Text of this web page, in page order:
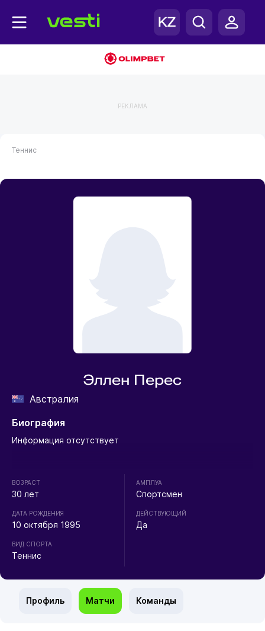
РЕКЛАМА
Теннис
Эллен Перес
Австралия
Биография
Информация отсутствует
ВОЗРАСТ
30 лет
ДАТА РОЖДЕНИЯ
10 октября 1995
ВИД СПОРТА
Теннис
АМПЛУА
Спортсмен
ДЕЙСТВУЮЩИЙ
Да
Профиль Матчи Команды